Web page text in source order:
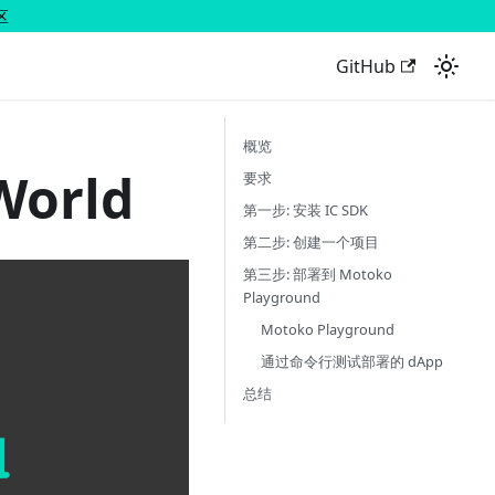
GitHub
概览
要求
第一步: 安装 IC SDK
第二步: 创建一个项目
第三步: 部署到 Motoko
Playground
Motoko Playground
通过命令行测试部署的 dApp
总结